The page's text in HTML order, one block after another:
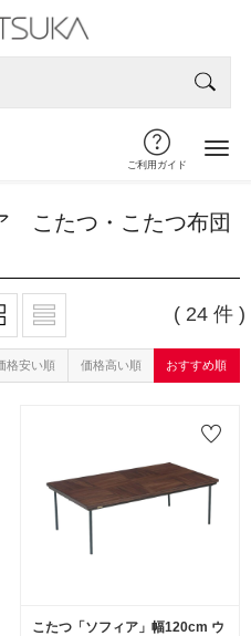
ご利用ガイド
こたつ・こたつ布団
( 24 件 )
格安い順 価格高い順 おすすめ順
こたつ「ソフィア」幅120cm ウ